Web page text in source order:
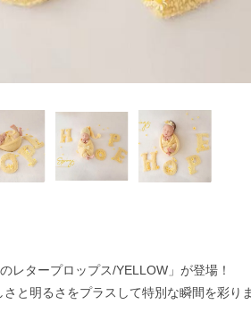
レタープロップス/YELLOW」が登場！
と明るさをプラスして特別な瞬間を彩りま